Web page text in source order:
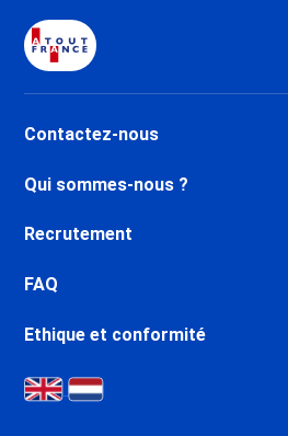
Contactez-nous
Qui sommes-nous ?
Recrutement
FAQ
Ethique et conformité